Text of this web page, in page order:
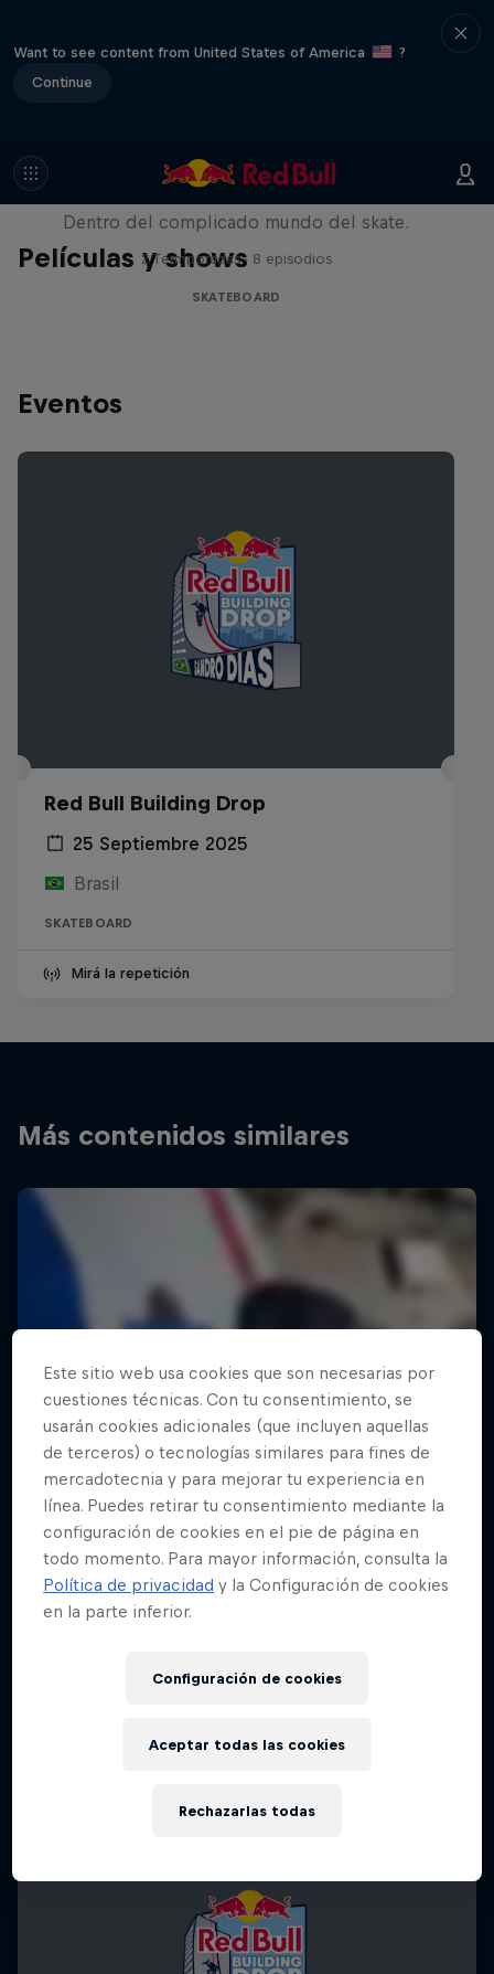
Want to see content from United States of America
?
Continue
Películas y shows
Pushing Forward
Dentro del complicado mundo del skate.
2 Termporadas · 8 episodios
SKATEBOARD
Eventos
Red Bull Building Drop
25 Septiembre 2025
Brasil
SKATEBOARD
Mirá la repetición
Más contenidos similares
Este sitio web usa cookies que son necesarias por
cuestiones técnicas. Con tu consentimiento, se
usarán cookies adicionales (que incluyen aquellas
de terceros) o tecnologías similares para fines de
mercadotecnia y para mejorar tu experiencia en
línea. Puedes retirar tu consentimiento mediante la
configuración de cookies en el pie de página en
todo momento. Para mayor información, consulta la
Política de privacidad y la Configuración de cookies
en la parte inferior.
Configuración de cookies
Rechazarlas todas
Aceptar todas las cookies